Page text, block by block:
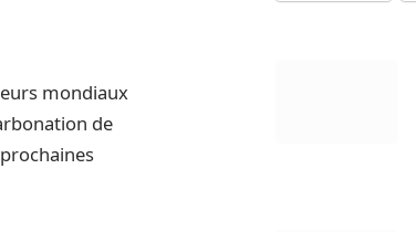
mondiaux
de